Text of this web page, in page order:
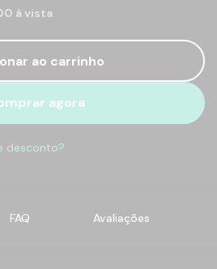
à vista
ao carrinho
agora
desconto?
FAQ Avaliações